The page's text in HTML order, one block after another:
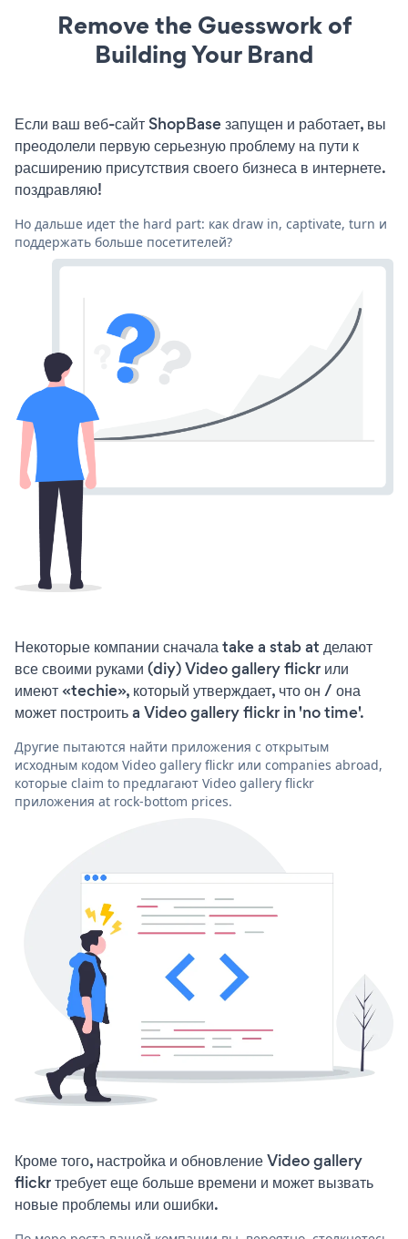
Remove the Guesswork of
Building Your Brand
Если ваш веб-сайт ShopBase запущен и работает, вы
преодолели первую серьезную проблему на пути к
расширению присутствия своего бизнеса в интернете.
поздравляю!
Но дальше идет the hard part: как draw in, captivate, turn и
поддержать больше посетителей?
Некоторые компании сначала take a stab at делают
все своими руками (diy) Video gallery flickr или
имеют «techie», который утверждает, что он / она
может построить a Video gallery flickr in 'no time'.
Другие пытаются найти приложения с открытым
исходным кодом Video gallery flickr или companies abroad,
которые claim to предлагают Video gallery flickr
приложения at rock-bottom prices.
Кроме того, настройка и обновление Video gallery
flickr требует еще больше времени и может вызвать
новые проблемы или ошибки.